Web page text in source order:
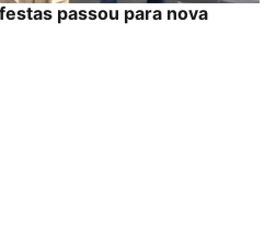
passou para nova